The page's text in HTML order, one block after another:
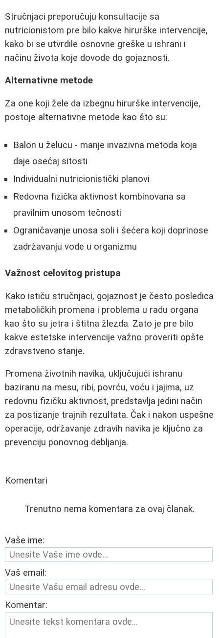
Stručnjaci preporučuju konsultacije sa
nutricionistom pre bilo kakve hirurške intervencije,
kako bi se utvrdile osnovne greške u ishrani i
načinu života koje dovode do gojaznosti.
Alternativne metode
Za one koji žele da izbegnu hirurške intervencije,
postoje alternativne metode kao što su:
Balon u želucu - manje invazivna metoda koja
daje osećaj sitosti
Individualni nutricionistički planovi
Redovna fizička aktivnost kombinovana sa
pravilnim unosom tečnosti
Ograničavanje unosa soli i šećera koji doprinose
zadržavanju vode u organizmu
Važnost celovitog pristupa
Kako ističu stručnjaci, gojaznost je često posledica
metaboličkih promena i problema u radu organa
kao što su jetra i štitna žlezda. Zato je pre bilo
kakve estetske intervencije važno proveriti opšte
zdravstveno stanje.
Promena životnih navika, uključujući ishranu
baziranu na mesu, ribi, povrću, voću i jajima, uz
redovnu fizičku aktivnost, predstavlja jedini način
za postizanje trajnih rezultata. Čak i nakon uspešne
operacije, održavanje zdravih navika je ključno za
prevenciju ponovnog debljanja.
Komentari
Trenutno nema komentara za ovaj članak.
Vaše ime:
Vaš email:
Komentar: